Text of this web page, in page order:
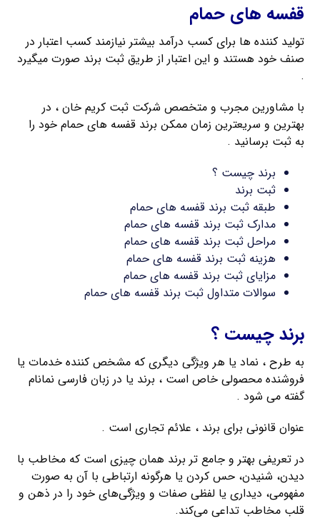
قفسه های حمام
تولید کننده ها برای کسب درآمد بیشتر نیازمند کسب اعتبار در
صنف خود هستند و این اعتبار از طریق ثبت برند صورت میگیرد
.
با مشاورین مجرب و متخصص شرکت ثبت کریم خان ، در
بهترین و سریعترین زمان ممکن برند قفسه های حمام خود را
به ثبت برسانید .
برند چیست ؟
ثبت برند
طبقه ثبت برند قفسه های حمام
مدارک ثبت برند قفسه های حمام
مراحل ثبت برند قفسه های حمام
هزینه ثبت برند قفسه های حمام
مزایای ثبت برند قفسه های حمام
سوالات متداول ثبت برند قفسه های حمام
برند چیست ؟
به طرح ، نماد یا هر ویژگی دیگری که مشخص کننده خدمات یا
فروشنده محصولی خاص است ، برند یا در زبان فارسی نمانام
گفته می شود .
عنوان قانونی برای برند ، علائم تجاری است .
در تعریفی بهتر و جامع تر برند همان چیزی است که مخاطب با
دیدن، شنیدن، حس کردن یا هرگونه ارتباطی با آن به صورت
مفهومی، دیداری یا لفظی صفات و ویژگی‌های خود را در ذهن و
قلب مخاطب تداعی می‌کند.